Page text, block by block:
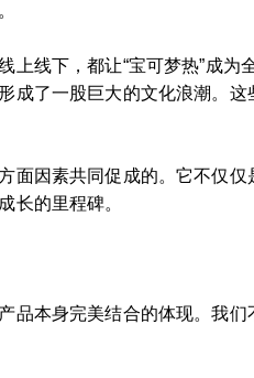
线下，都让“宝可梦热”成为
了一股巨大的文化浪潮。
面因素共同促成的。它不仅
长的里程碑。
品本身完美结合的体现。我